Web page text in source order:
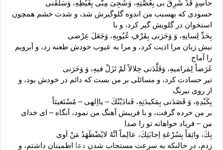
حاسِدٍ قَدْ شَرِقَ بى بِغُصَّتِهِ، وَشَجِىَ مِنّى بِغَيْظِهِ، وَسَلَقَنى
حسودى که به‏سبب من اندوه گلوگیرش شد، و شدت خشم همچون
استخوان در گلویش گیر کرد، و با
بِحَدِّ لِسانِهِ، وَ وَحَرَنى بِقَرْفِ عُيُوبِهِ، وَجَعَلَ عِرْضى
نیش زبان مرا اذیت کرد، و مرا به عیوب خودش طعنه زد، و آبرویم
را آماج
غَرَضاً لِمَراميهِ، وَقَلَّدَنى خِلالاً لَمْ تَزَلْ فيهِ، وَ وَحَرَنى
تیر حسادت کرد، و مسائلى بر من بست که دائم در خودش بود، و
از روى نیرنگ
بِكَيْدِهِ، وَ قَصَدَنى بِمَكيدَتِهِ، فَنادَيْتُكَ – يااِلهى – مُسْتَغيثاً
بر من خرده گرفت، و با فریبش آهنگ من نمود، آنگاه – اى خداى
من – فریاد خواهانه تو را صدا
بِكَ، واثِقاً بِسُرْعَةِ اِجابَتِكَ، عالِماً اَنَّهُ لايُضْطَهَدُ مَنْ اَوى
زدم، در حالى‏که به سرعت مستجاب شدن دعا اطمینان داشتم، و